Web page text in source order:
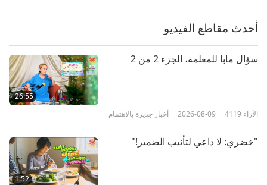
2026-04-01
أحدث مقاطع الفيديو
26:55
سؤال مابا للمعلمة، الجزء 2 من 2
أخبار جديرة بالاهتمام 2026-08-09 4119 الآراء
1:52
"خضري: لا داعي لتأنيب الضمير!"